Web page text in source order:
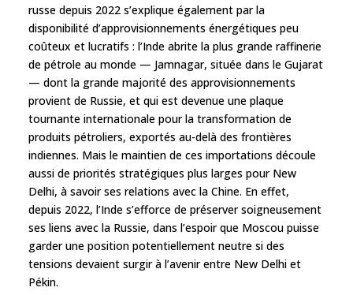
russe depuis 2022 s’explique également par la
disponibilité d’approvisionnements énergétiques peu
coûteux et lucratifs : l’Inde abrite la plus grande raffinerie
de pétrole au monde — Jamnagar, située dans le Gujarat
— dont la grande majorité des approvisionnements
provient de Russie, et qui est devenue une plaque
tournante internationale pour la transformation de
produits pétroliers, exportés au-delà des frontières
indiennes. Mais le maintien de ces importations découle
aussi de priorités stratégiques plus larges pour New
Delhi, à savoir ses relations avec la Chine. En effet,
depuis 2022, l’Inde s’efforce de préserver soigneusement
ses liens avec la Russie, dans l’espoir que Moscou puisse
garder une position potentiellement neutre si des
tensions devaient surgir à l’avenir entre New Delhi et
Pékin.